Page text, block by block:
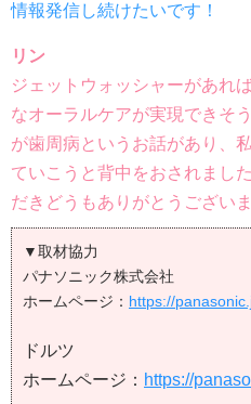
情報発信し続けたいです！
リン
ジェットウォッシャーがあれ
なオーラルケアが実現できそ
が歯周病というお話があり、
ていこうと背中をおされまし
だきどうもありがとうございま
▼取材協力
パナソニック株式会社
ホームページ： https://
ドルツ
ホームページ： https://